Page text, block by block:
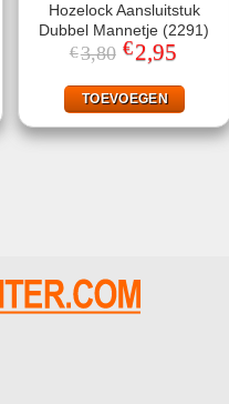
Hozelock Aansluitstuk
Dubbel Mannetje (2291)
€3,80 Oorspronkelijke
prijs
€3,80.
€2,95
€2,95.
TOEVOEGEN